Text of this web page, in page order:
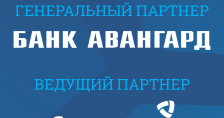
ГЕНЕРАЛЬНЫЙ ПАРТНЕР
ВЕДУЩИЙ ПАРТНЕР